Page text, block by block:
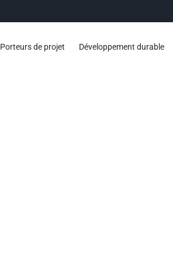
Porteurs de projet Développement durable